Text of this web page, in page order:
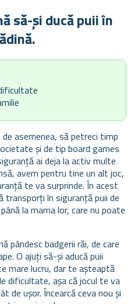
să-și ducă puii în
asemenea, să petreci timp
și de tip board games
ai deja la activ multe
avem pentru tine un alt joc,
te va surprinde. În acest
transporți în siguranță puii de
la mama lor, care nu poate
pândesc badgerii răi, de care
O ajuți să-și aducă puii
mare lucru, dar te așteaptă
dificultate, așa că jocul te va
de ușor. Încearcă ceva nou și